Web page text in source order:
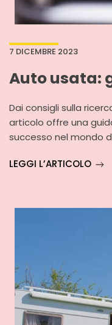
7 DICEMBRE 2023
Auto usata:
Dai consigli sulla
articolo offre una
successo nel mondo
LEGGI L’ARTICOLO